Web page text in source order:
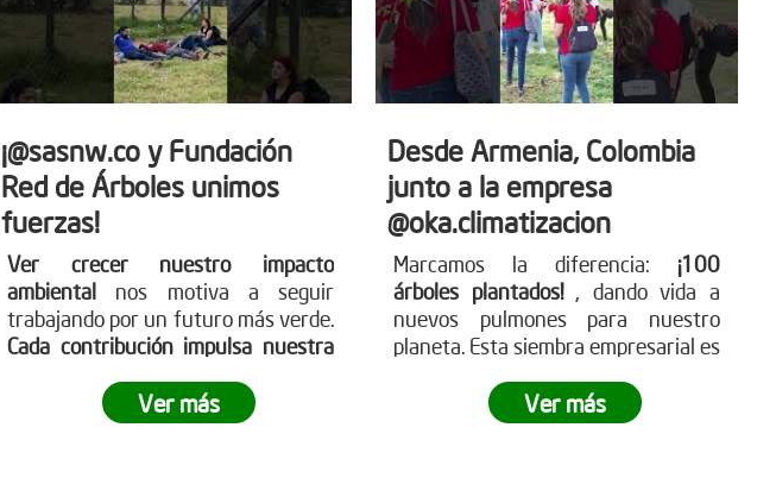
¡@sasnw.co y Fundación
Red de Árboles unimos
fuerzas!
Ver crecer nuestro impacto
ambiental nos motiva a seguir
trabajando por un futuro más verde.
Cada contribución impulsa nuestra
jornadas de reforestación y deja tu
huella. Aprende sobre cómo puedes
Ver más
Desde Armenia, Colombia
junto a la empresa
@oka.climatizacion
Marcamos la diferencia: ¡100
árboles plantados! , dando vida a
nuevos pulmones para nuestro
planeta. Esta siembra empresarial es
y sostenible.
¿Tu empresa está lista
para ser parte del cambio?
Ver más